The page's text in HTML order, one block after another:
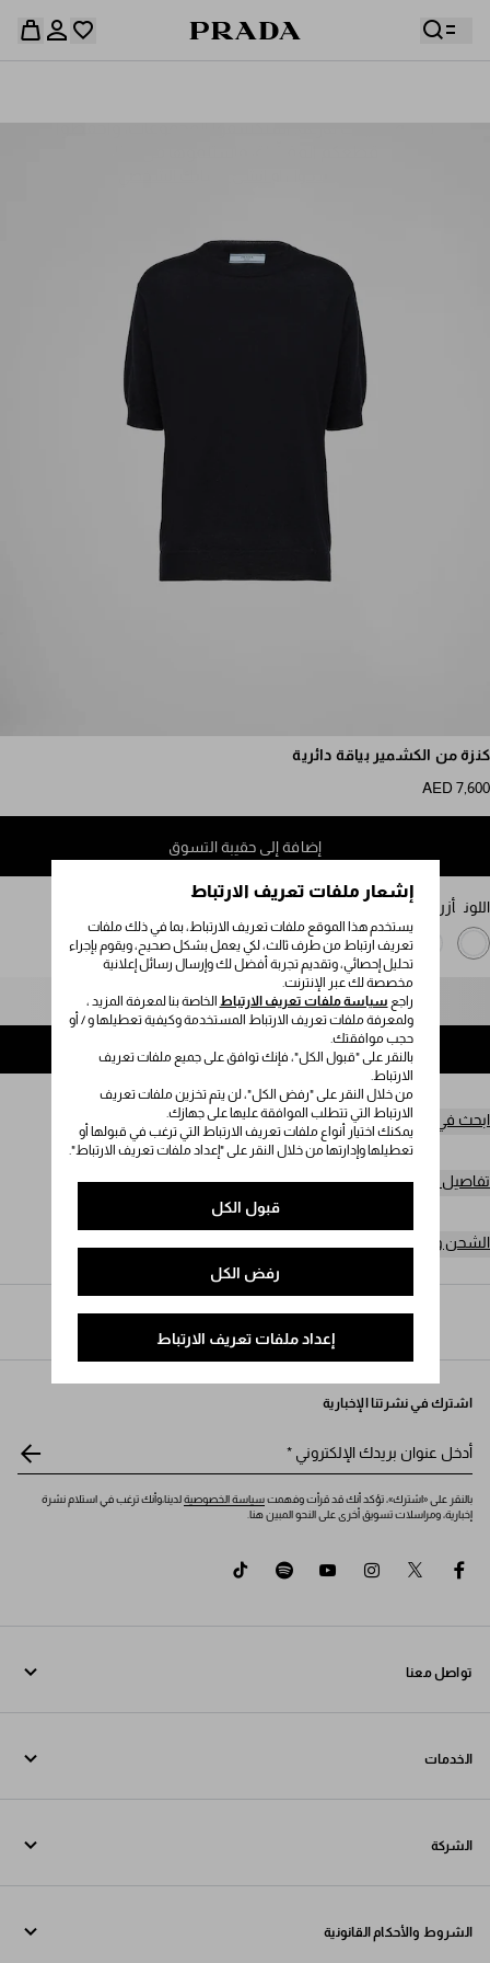
إشعار ملفات تعريف الارتباط
يستخدم هذا الموقع ملفات تعريف الارتباط، بما في ذلك ملفات
تعريف ارتباط من طرف ثالث، لكي يعمل بشكل صحيح، ويقوم بإجراء
تحليل إحصائي، وتقديم تجربة أفضل لك وإرسال رسائل إعلانية
مخصصة لك عبر الإنترنت.
راجع سياسة ملفات تعريف الارتباط الخاصة بنا لمعرفة المزيد ،
ولمعرفة ملفات تعريف الارتباط المستخدمة وكيفية تعطيلها و / أو
حجب موافقتك.
بالنقر على "قبول الكل"، فإنك توافق على جميع ملفات تعريف
الارتباط.
من خلال النقر على "رفض الكل"، لن يتم تخزين ملفات تعريف
الارتباط التي تتطلب الموافقة عليها على جهازك.
يمكنك اختيار أنواع ملفات تعريف الارتباط التي ترغب في قبولها أو
تعطيلها وإدارتها من خلال النقر على "إعداد ملفات تعريف الارتباط".
قبول الكل
رفض الكل
إعداد ملفات تعريف الارتباط
حقيبة التسوق فارغة
قائمة أمنياتك فارغة. استكشفوا المجموعات، واحفظوا
كنزة من الكشمير بياقة دائرية
AED 7,600
إضافة إلى حقيبة التسوق
اللون أزرق
يُرجى تحديد المقاس
إضافة إلى حقيبة التسوق
ابحث في المتجر
تفاصيل المنتج
الشحن وعمليات الإرجاع مجاناً
اشترك في نشرتنا الإخبارية
أدخل عنوان بريدك الإلكتروني *
بالنقر على «اشترك»، تؤكد أنك قد قرأت وفهمتسياسة الخصوصيةلدينا،وأنك ترغب في استلام نشرة
إخبارية، ومراسلات تسويق أخرى على النحو المبين هنا.
facebook
twitter
instagram
youtube
spotify
تواصل معنا
الخدمات
تتبع طلبك
الشركة
Prada Group
الشروط والأحكام القانونية